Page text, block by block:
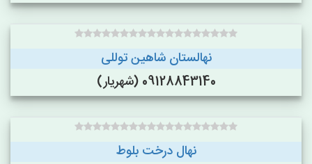
نهالستان شاهین توللی
09128843140 (شهریار)
نهال درخت بلوط